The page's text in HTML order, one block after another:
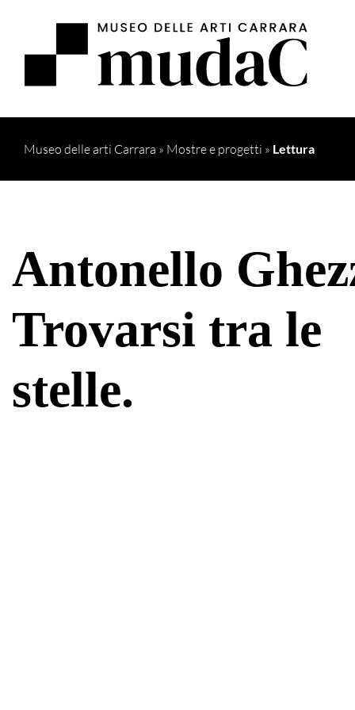
Museo delle arti Carrara » Mostre e progetti » Lettura
Antonello
Trovarsi tra le
stelle.